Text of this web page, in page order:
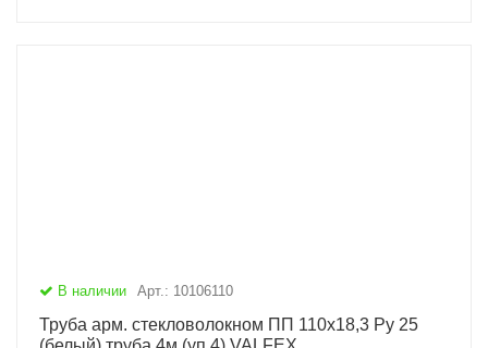
В наличии Арт.: 10106110
Труба арм. стекловолокном ПП 110х18,3 Ру 25